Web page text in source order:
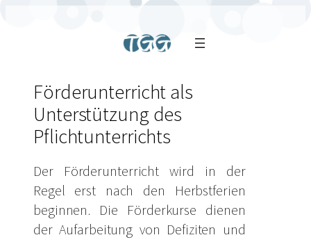
Förderunterricht als
Unterstützung des
Pflichtunterrichts
Der Förderunterricht wird in der
Regel erst nach den Herbstferien
beginnen. Die Förderkurse dienen
der Aufarbeitung von Defiziten und